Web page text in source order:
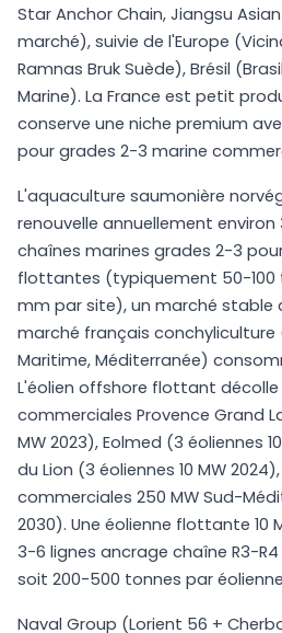
Star Anchor Chain, Jiangsu
marché), suivie de l'Europe
Ramnas Bruk Suède), Brésil
Marine). La France est petit
conserve une niche premium
pour grades 2-3 marine
L'aquaculture saumonière
renouvelle annuellement
chaînes marines grades 2-3
flottantes (typiquement 50-100
mm par site), un marché stable
marché français
Maritime, Méditerranée)
L'éolien offshore flottant décolle
commerciales Provence Grand
MW 2023), Eolmed (3 éoliennes
du Lion (3 éoliennes 10 MW
commerciales 250 MW Sud-
2030). Une éolienne flottante 10
3-6 lignes ancrage chaîne R3-
soit 200-500 tonnes par
Naval Group (Lorient 56 +